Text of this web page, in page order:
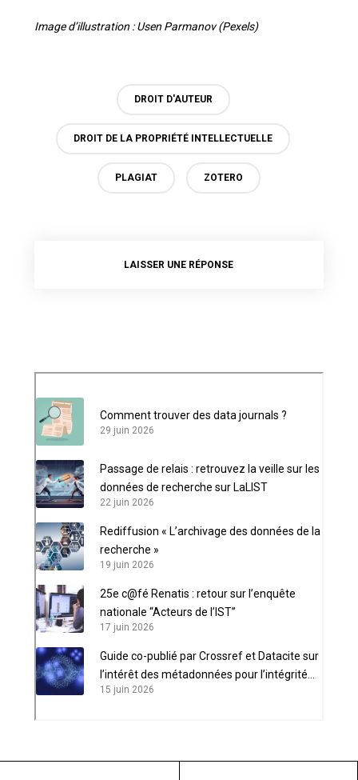
Image d’illustration : Usen Parmanov (Pexels)
DROIT D'AUTEUR
DROIT DE LA PROPRIÉTÉ INTELLECTUELLE
PLAGIAT ZOTERO
LAISSER UNE RÉPONSE
Comment trouver des data journals ?
29 juin 2026
Passage de relais : retrouvez la veille sur les
données de recherche sur LaLIST
22 juin 2026
Rediffusion « L’archivage des données de la
recherche »
19 juin 2026
25e c@fé Renatis : retour sur l’enquête
nationale “Acteurs de l’IST”
17 juin 2026
Guide co-publié par Crossref et Datacite sur
l’intérêt des métadonnées pour l’intégrité
scientifique
15 juin 2026